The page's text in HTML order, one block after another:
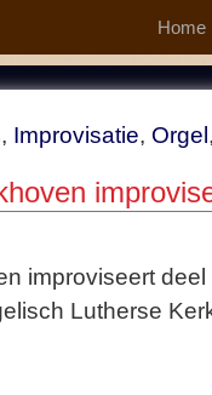
Home
, Improvisatie, Orgel ,
improviseert deel
Lutherse